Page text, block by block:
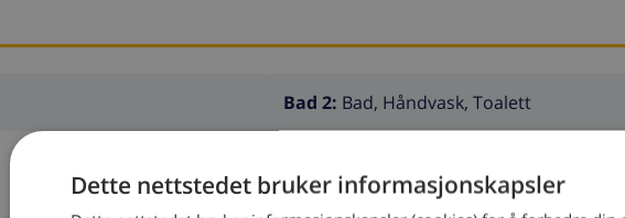
Bad 2: Bad, Håndvask, Toalett
Dette nettstedet bruker informasjonskapsler